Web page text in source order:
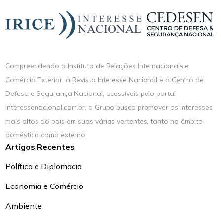
Compreendendo o Instituto de Relações Internacionais e
Comércio Exterior, a Revista Interesse Nacional e o Centro de
Defesa e Segurança Nacional, acessíveis pelo portal
interessenacional.com.br, o Grupo busca promover os interesses
mais altos do país em suas várias vertentes, tanto no âmbito
doméstico como externo.
Artigos Recentes
Política e Diplomacia
Economia e Comércio
Ambiente